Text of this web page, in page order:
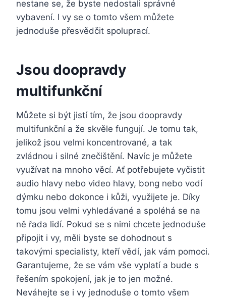
nestane se, že byste nedostali správné
vybavení. I vy se o tomto všem můžete
jednoduše přesvědčit spoluprací.
Jsou doopravdy
multifunkční
Můžete si být jistí tím, že jsou doopravdy
multifunkční a že skvěle fungují. Je tomu tak,
jelikož jsou velmi koncentrované, a tak
zvládnou i silné znečištění. Navíc je můžete
využívat na mnoho věcí. Ať potřebujete vyčistit
audio hlavy nebo video hlavy, bong nebo vodí
dýmku nebo dokonce i kůži, využijete je. Díky
tomu jsou velmi vyhledávané a spoléhá se na
ně řada lidí. Pokud se s nimi chcete jednoduše
připojit i vy, měli byste se dohodnout s
takovými specialisty, kteří vědí, jak vám pomoci.
Garantujeme, že se vám vše vyplatí a bude s
řešením spokojení, jak je to jen možné.
Neváhejte se i vy jednoduše o tomto všem